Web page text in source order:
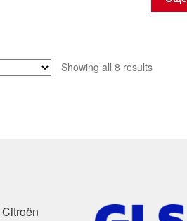
Showing all 8 resultsSorted